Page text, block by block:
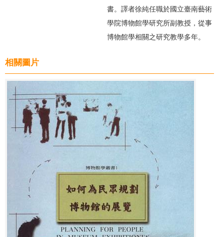
書。譯者徐純任職於國立臺南藝術
學院博物館學研究所副教授，從事
博物館學相關之研究教學多年。
相關圖片